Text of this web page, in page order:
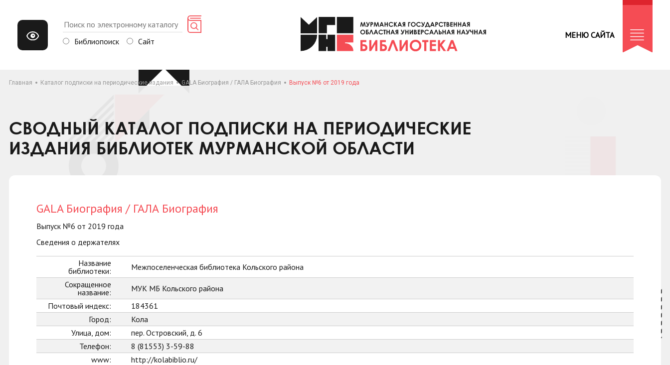
Библиопоиск Сайт
МЕНЮ САЙТА
Главная Каталог подписки на периодические издания GALA Биография / ГАЛА Биография Выпуск №6 от 2019 года
СВОДНЫЙ КАТАЛОГ ПОДПИСКИ НА ПЕРИОДИЧЕСКИЕ
ИЗДАНИЯ БИБЛИОТЕК МУРМАНСКОЙ ОБЛАСТИ
GALA Биография / ГАЛА Биография
Выпуск №6 от 2019 года
Сведения о держателях
Название
библиотеки:
Межпоселенческая библиотека Кольского района
Сокращенное
название:
МУК МБ Кольского района
Почтовый индекс:
184361
Город:
Кола
Улица, дом:
пер. Островский, д. 6
Телефон:
8 (81553) 3-59-88
www:
http://kolabiblio.ru/